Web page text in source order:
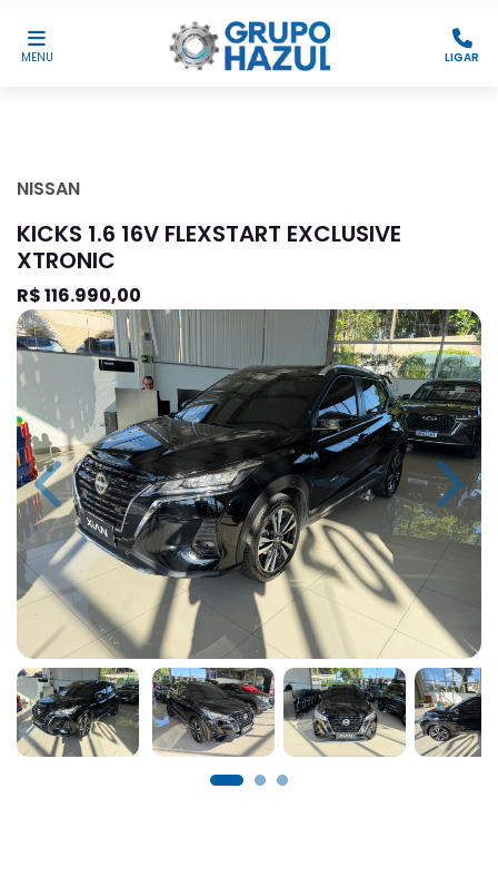
MENU LIGAR
NISSAN
KICKS 1.6 16V FLEXSTART EXCLUSIVE
XTRONIC
R$ 116.990,00
Previous Next